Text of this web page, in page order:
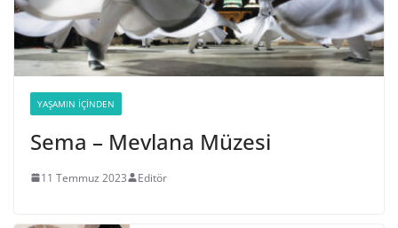
YAŞAMIN İÇINDEN
Sema – Mevlana Müzesi
11 Temmuz 2023 Editör